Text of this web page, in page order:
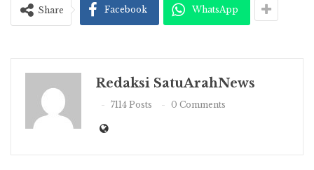
Share Facebook WhatsApp
Redaksi SatuArahNews
7114 Posts 0 Comments